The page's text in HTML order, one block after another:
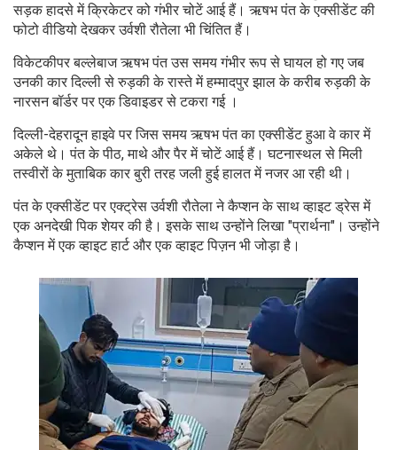
सड़क हादसे में क्रिकेटर को गंभीर चोटें आई हैं। ऋषभ पंत के एक्सीडेंट की
फोटो वीडियो देखकर उर्वशी रौतेला भी चिंतित हैं।
विकेटकीपर बल्लेबाज ऋषभ पंत उस समय गंभीर रूप से घायल हो गए जब
उनकी कार दिल्ली से रुड़की के रास्ते में हम्मादपुर झाल के करीब रुड़की के
नारसन बॉर्डर पर एक डिवाइडर से टकरा गई ।
दिल्ली-देहरादून हाइवे पर जिस समय ऋषभ पंत का एक्सीडेंट हुआ वे कार में
अकेले थे। पंत के पीठ, माथे और पैर में चोटें आई हैं। घटनास्थल से मिली
तस्वीरों के मुताबिक कार बुरी तरह जली हुई हालत में नजर आ रही थी।
पंत के एक्सीडेंट पर एक्ट्रेस उर्वशी रौतेला ने कैप्शन के साथ व्हाइट ड्रेस में
एक अनदेखी पिक शेयर की है। इसके साथ उन्होंने लिखा "प्रार्थना"। उन्होंने
कैप्शन में एक व्हाइट हार्ट और एक व्हाइट पिज़न भी जोड़ा है।